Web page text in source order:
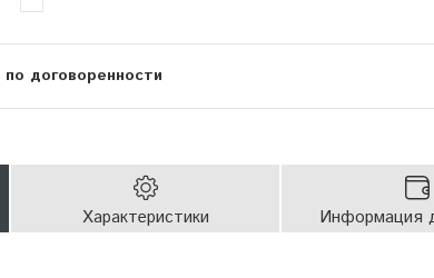
по договоренности
Характеристики Информация